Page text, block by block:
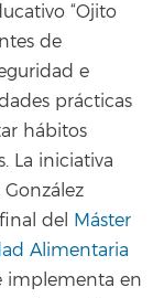
“Ojito
de
e
prácticas
hábitos
La iniciativa
del Máster
Alimentaria
implementa en